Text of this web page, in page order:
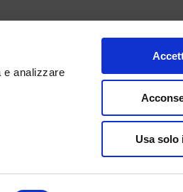
e analizzare
Usa solo
Savaedra 55/27 - 80133 Napoli - Numero